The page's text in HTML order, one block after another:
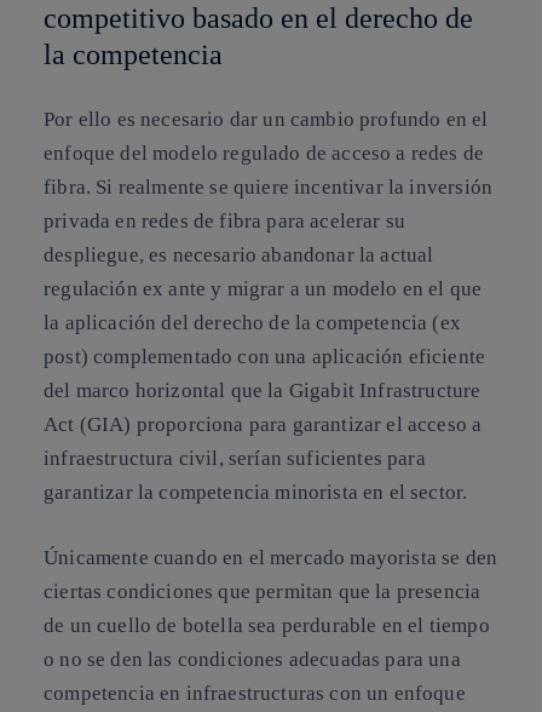
competitivo basado en el derecho de
la competencia
Por ello es necesario darun cambio profundo en el
enfoque del modelo regulado de acceso a redes de
fibra. Si realmente se quiere incentivar la inversión
privada en redes de fibra para acelerar su
despliegue, es necesario abandonar la actual
regulación ex ante y migrar a un modelo en el que
la aplicación del derecho de la competencia (ex
post) complementado con una aplicación eficiente
del marco horizontal que la Gigabit Infrastructure
Act (GIA) proporciona para garantizar el acceso a
infraestructura civil, serían suficientes para
garantizar la competencia minorista en el sector.
Únicamente cuando en el mercado mayorista se den
ciertas condiciones que permitan que la presencia
de un cuello de botella sea perdurable en el tiempo
o no se den las condiciones adecuadas para una
competencia en infraestructuras con un enfoque